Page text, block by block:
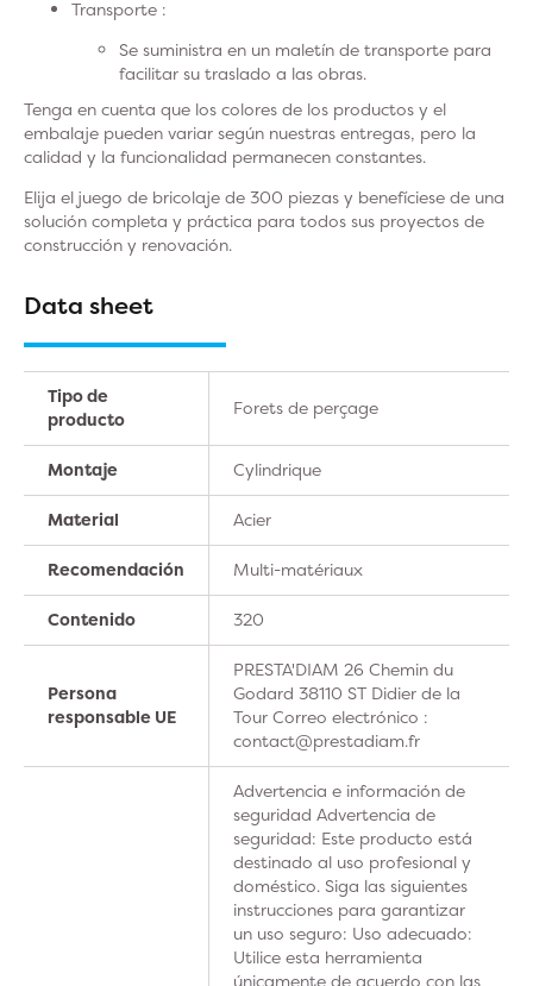
Transporte :
Se suministra en un maletín de transporte para
facilitar su traslado a las obras.
Tenga en cuenta que los colores de los productos y el
embalaje pueden variar según nuestras entregas, pero la
calidad y la funcionalidad permanecen constantes.
Elija el juego de bricolaje de 300 piezas y benefíciese de una
solución completa y práctica para todos sus proyectos de
construcción y renovación.
Data sheet
Tipo de
producto
Forets de perçage
Montaje Cylindrique
Material Acier
Recomendación Multi-matériaux
Contenido 320
Persona
responsable UE
PRESTA'DIAM 26 Chemin du
Godard 38110 ST Didier de la
Tour Correo electrónico :
contact@prestadiam.fr
Advertencia e información de
seguridad Advertencia de
seguridad: Este producto está
destinado al uso profesional y
doméstico. Siga las siguientes
instrucciones para garantizar
un uso seguro: Uso adecuado:
Utilice esta herramienta
únicamente de acuerdo con las